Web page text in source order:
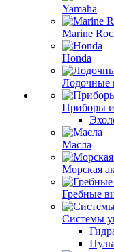
Yamaha
Marine
Honda
Лодочные
Приборы
Масла
Морская
Гребные
Системы